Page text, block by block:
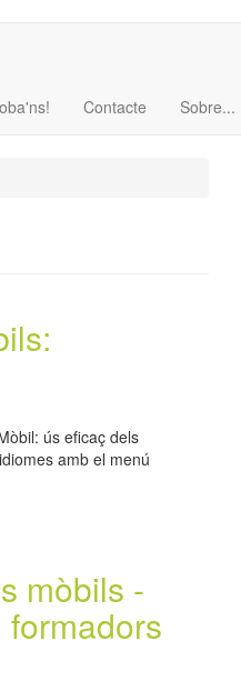
Contacte Sobre...
ús eficaç dels
amb el menú
mòbils -